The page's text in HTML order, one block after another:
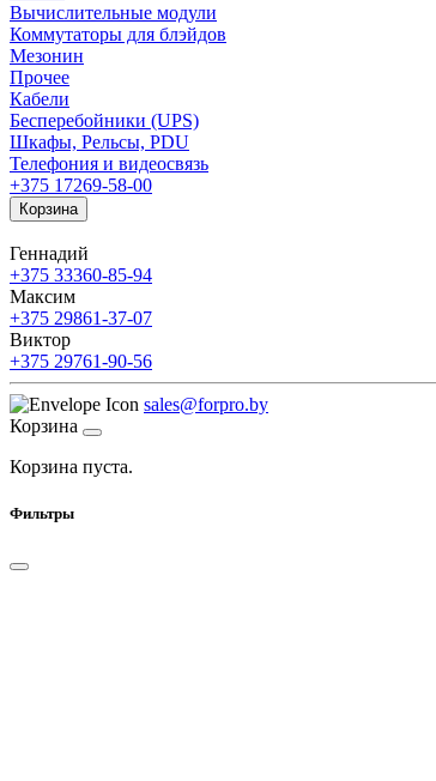
Вычислительные модули
Коммутаторы для блэйдов
Мезонин
Прочее
Кабели
Бесперебойники (UPS)
Шкафы, Рельсы, PDU
Телефония и видеосвязь
+375 17269-58-00
Корзина
Геннадий
+375 33360-85-94
Максим
+375 29861-37-07
Виктор
+375 29761-90-56
sales@forpro.by
Корзина
Корзина пуста.
Фильтры